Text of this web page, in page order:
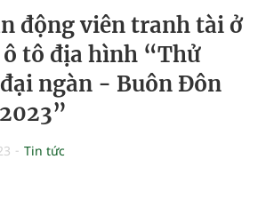
động viên tranh tài ở
ô tô địa hình “Thử
ngàn - Buôn Đôn
Tin tức